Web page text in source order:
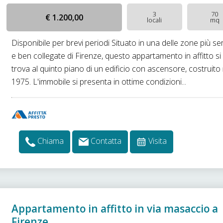
€ 1.200,00 3
locali
70
mq
Disponibile per brevi periodi Situato in una delle zone più
e ben collegate di Firenze, questo appartamento in affitto si
trova al quinto piano di un edificio con ascensore, costruito
1975. L'immobile si presenta in ottime condizioni...
Chiama Contatta Visita
Appartamento in affitto in via masaccio a